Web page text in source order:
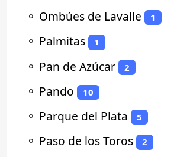
⚬ Ombúes de Lavalle 1
⚬ Palmitas 1
⚬ Pan de Azúcar 2
⚬ Pando 10
⚬ Parque del Plata 5
⚬ Paso de los Toros 2